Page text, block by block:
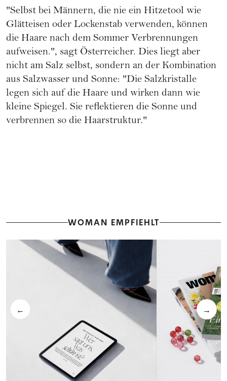
"Selbst bei Männern, die nie ein Hitzetool wie
Glätteisen oder Lockenstab verwenden, können
die Haare nach dem Sommer Verbrennungen
aufweisen.", sagt Österreicher. Dies liegt aber
nicht am Salz selbst, sondern an der Kombination
aus Salzwasser und Sonne: "Die Salzkristalle
legen sich auf die Haare und wirken dann wie
kleine Spiegel. Sie reflektieren die Sonne und
verbrennen so die Haarstruktur."
WOMAN EMPFIEHLT
← →